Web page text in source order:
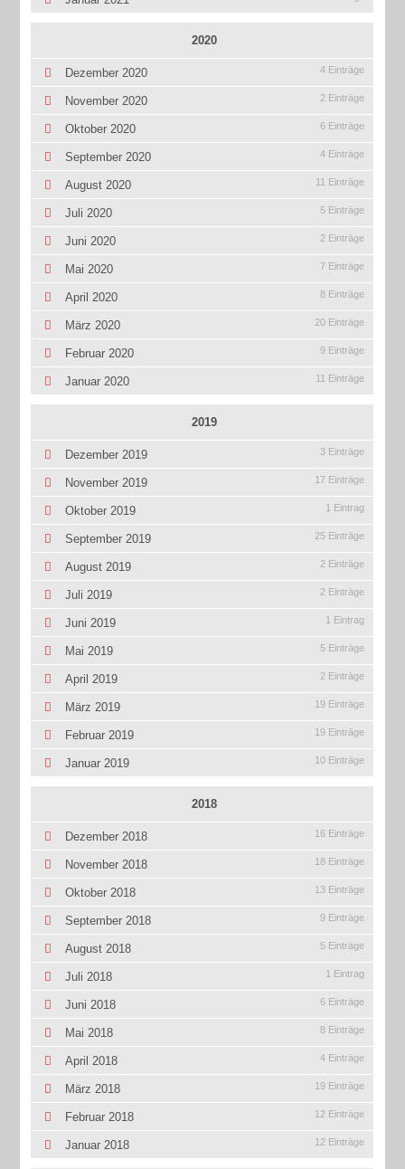
2020
Dezember 2020 4 Einträge
November 2020 2 Einträge
Oktober 2020 6 Einträge
September 2020 4 Einträge
August 2020 11 Einträge
Juli 2020 5 Einträge
Juni 2020 2 Einträge
Mai 2020 7 Einträge
April 2020 8 Einträge
März 2020 20 Einträge
Februar 2020 9 Einträge
Januar 2020 11 Einträge
2019
Dezember 2019 3 Einträge
November 2019 17 Einträge
Oktober 2019 1 Eintrag
September 2019 25 Einträge
August 2019 2 Einträge
Juli 2019 2 Einträge
Juni 2019 1 Eintrag
Mai 2019 5 Einträge
April 2019 2 Einträge
März 2019 19 Einträge
Februar 2019 19 Einträge
Januar 2019 10 Einträge
2018
Dezember 2018 16 Einträge
November 2018 18 Einträge
Oktober 2018 13 Einträge
September 2018 9 Einträge
August 2018 5 Einträge
Juli 2018 1 Eintrag
Juni 2018 6 Einträge
Mai 2018 8 Einträge
April 2018 4 Einträge
März 2018 19 Einträge
Februar 2018 12 Einträge
Januar 2018 12 Einträge